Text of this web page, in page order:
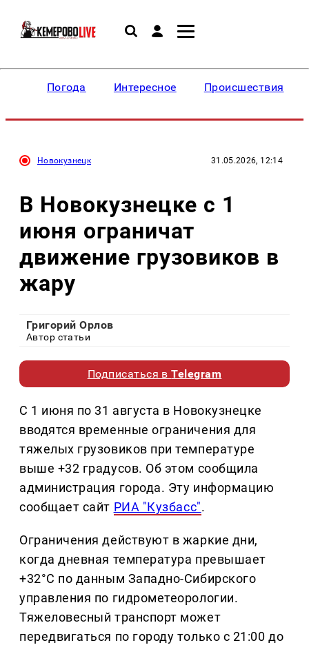
Погода Интересное Происшествия
Новокузнецк 31.05.2026, 12:14
В Новокузнецке с 1
июня ограничат
движение грузовиков в
жару
Григорий Орлов
Автор статьи
Подписаться вTelegram
С 1 июня по 31 августа в Новокузнецке
вводятся временные ограничения для
тяжелых грузовиков при температуре
выше +32 градусов. Об этом сообщила
администрация города. Эту информацию
сообщает сайт РИА "Кузбасс".
Ограничения действуют в жаркие дни,
когда дневная температура превышает
+32°C по данным Западно-Сибирского
управления по гидрометеорологии.
Тяжеловесный транспорт может
передвигаться по городу только с 21:00 до